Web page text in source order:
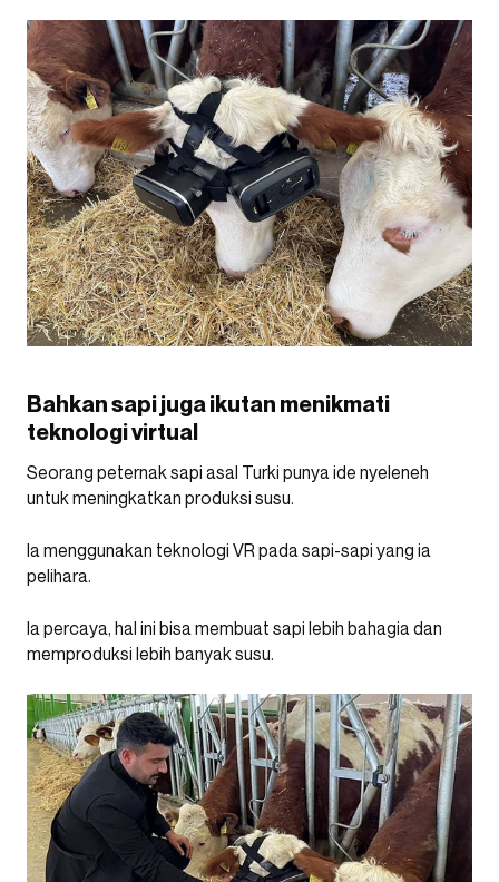
Bahkan sapi juga ikutan menikmati
teknologi virtual
Seorang peternak sapi asal Turki punya ide nyeleneh
untuk meningkatkan produksi susu.
Ia menggunakan teknologi VR pada sapi-sapi yang ia
pelihara.
Ia percaya, hal ini bisa membuat sapi lebih bahagia dan
memproduksi lebih banyak susu.